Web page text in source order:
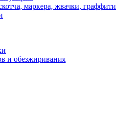
маркера, жвачки, граффити
и обезжиривания